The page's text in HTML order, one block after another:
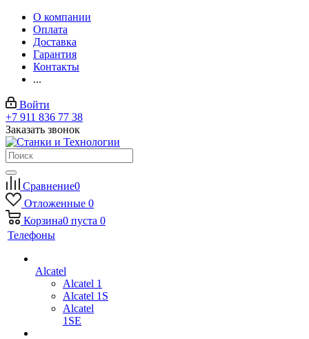
О компании
Оплата
Доставка
Гарантия
Контакты
...
Войти
+7 911 836 77 38
Заказать звонок
Сравнение0
Отложенные 0
Корзина0 пуста 0
Телефоны
Alcatel
Alcatel 1
Alcatel 1S
Alcatel
1SE